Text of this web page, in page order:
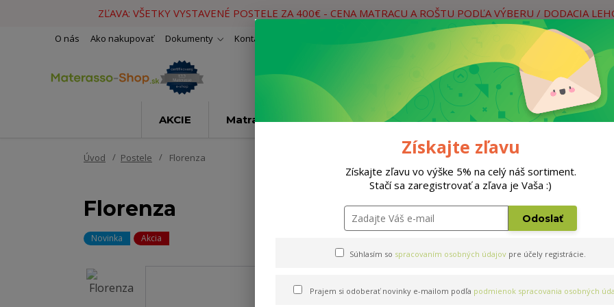
ZĽAVA: VŠETKY VYSTAVENÉ POSTELE ZA 400€ - CENA MATRACU A ROŠTU PODĽA VÝBERU / DODACIA
O nás Ako nakupovať Dokumenty Kontakty
Hľadať
Neviete si rady? Zavolajte.
AKCIE Matrace Rošty Doplnky Postele
Úvod Postele Florenza
Florenza
Novinka Akcia
Získajte zľavu
Získajte zľavu vo výške 5% na celý náš sortiment.
Stačí sa zaregistrovať a zľava je Vaša :)
Odoslať
Súhlasím so spracovaním osobných údajov pre účely registrácie.
Prajem si odoberať novinky e-mailom podľa podmienok spracovania osobných